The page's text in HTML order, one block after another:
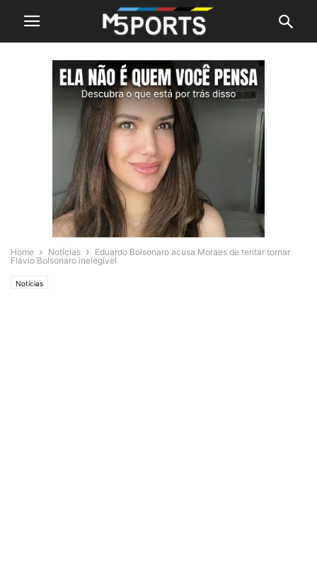
Home Notícias
Eduardo Bolsonaro acusa Moraes de tentar tornar
Flávio Bolsonaro inelegível
Notícias